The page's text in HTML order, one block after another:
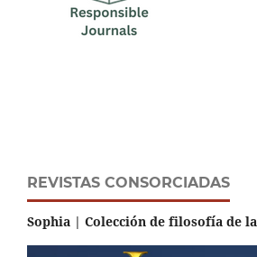
REVISTAS CONSORCIADAS
Sophia | Colección de filosofía de